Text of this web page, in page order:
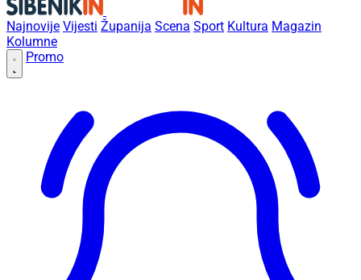
Najnovije Vijesti Županija Scena Sport Kultura Magazin
Kolumne
Promo